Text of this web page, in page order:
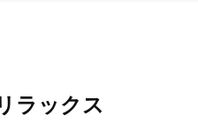
ラックス